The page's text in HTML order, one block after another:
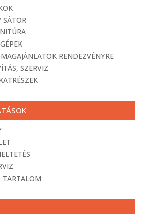
SÁTOR
RENDEZVÉNYRE
SZERVIZ
TARTALOM